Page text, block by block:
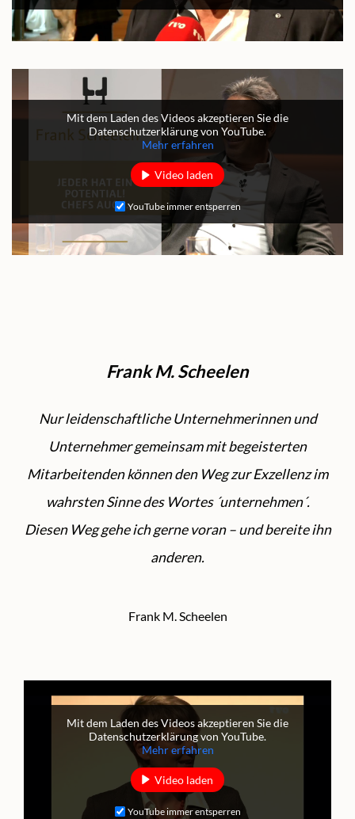
Mit dem Laden des Videos akzeptieren Sie die
Datenschutzerklärung von YouTube.
Mehr erfahren
Video laden
YouTube immer entsperren
Frank M. Scheelen
Nur leidenschaftliche Unternehmerinnen und
Unternehmer gemeinsam mit begeisterten
Mitarbeitenden können den Weg zur Exzellenz im
wahrsten Sinne des Wortes ´unternehmen´.
Diesen Weg gehe ich gerne voran – und bereite ihn
anderen.
Frank M. Scheelen
Mit dem Laden des Videos akzeptieren Sie die
Datenschutzerklärung von YouTube.
Mehr erfahren
Video laden
YouTube immer entsperren